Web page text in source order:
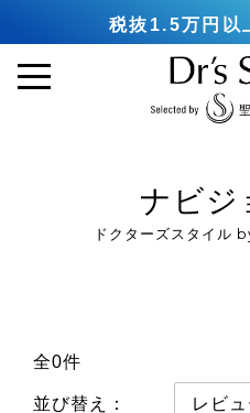
税抜1.5万円以
ナビジ
ドクターズスタイル
全0件
並び替え：